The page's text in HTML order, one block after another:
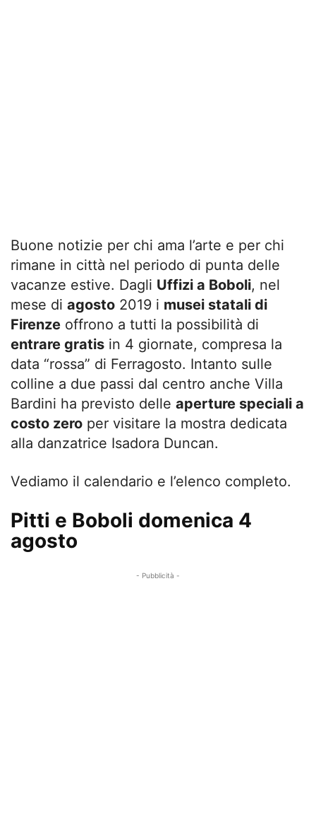
Buone notizie per chi ama l’arte e per chi
rimane in città nel periodo di punta delle
vacanze estive. Dagli Uffizi a Boboli, nel
mese di agosto 2019 i musei statali di
Firenze offrono a tutti la possibilità di
entrare gratis in 4 giornate, compresa la
data “rossa” di Ferragosto. Intanto sulle
colline a due passi dal centro anche Villa
Bardini ha previsto delle aperture speciali a
costo zero per visitare la mostra dedicata
alla danzatrice Isadora Duncan.
Vediamo il calendario e l’elenco completo.
Pitti e Boboli domenica 4
agosto
- Pubblicità -